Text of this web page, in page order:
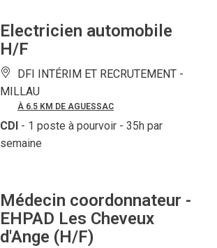
Electricien automobile
H/F
DFI INTÉRIM ET RECRUTEMENT -
MILLAU
À 6.5 KM DE AGUESSAC
CDI - 1 poste à pourvoir - 35h par
semaine
Médecin coordonnateur -
EHPAD Les Cheveux
d'Ange (H/F)